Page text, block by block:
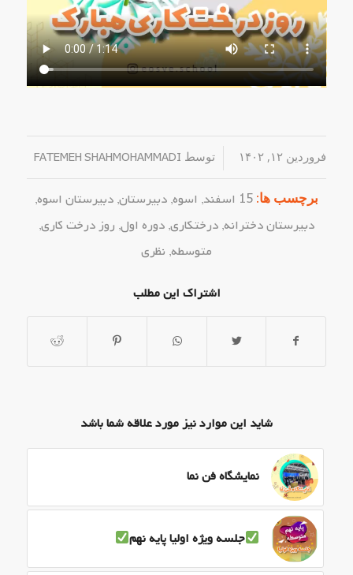
فروردین ۱۲, ۱۴۰۲ / توسط FATEMEH SHAHMOHAMMADI
برچسب ها: 15 اسفند , اسوه, دبیرستان, دبیرستان اسوه,
دبیرستان دخترانه, درختکاری, دوره اول, روز درخت کاری,
متوسطه, نظری
اشتراک این مطلب
شاید این موارد نیز مورد علاقه شما باشد
نمایشگاه فن نما
جلسه ویژه اولیا پایه نهم